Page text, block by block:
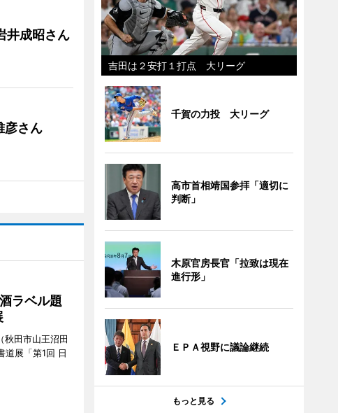
井成昭さん
彦さん
ラベル題
秋田市山王沼田
道展「第1回 日
吉田は２安打１打点 大リーグ
千賀の力投 大リーグ
高市首相靖国参拝「適切に
判断」
木原官房長官「拉致は現在
進行形」
ＥＰＡ視野に議論継続
もっと見る